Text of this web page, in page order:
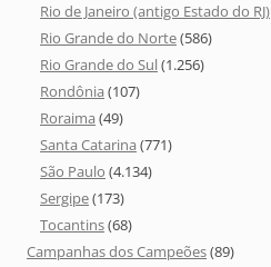
Rio de Janeiro (antigo Estado do RJ)
Rio Grande do Norte(586)
Rio Grande do Sul(1.256)
Rondônia (107)
Roraima (49)
Santa Catarina (771)
São Paulo (4.134)
Sergipe(173)
Tocantins(68)
Campanhas dos Campeões(89)